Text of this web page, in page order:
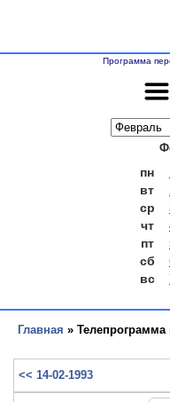
Программа
пн
вт
ср
чт
пт
сб
вс
Главная » Телепрограмма
<< 14-02-1993